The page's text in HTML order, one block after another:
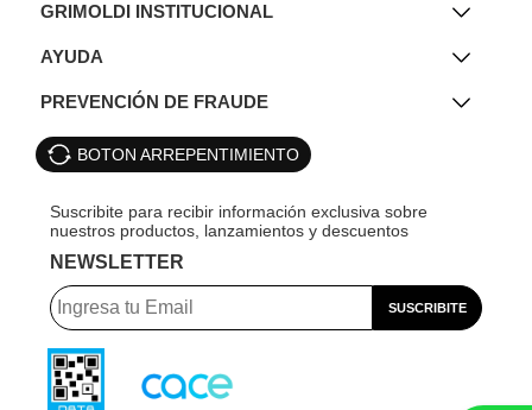
GRIMOLDI INSTITUCIONAL
AYUDA
PREVENCIÓN DE FRAUDE
BOTON ARREPENTIMIENTO
NEWSLETTER